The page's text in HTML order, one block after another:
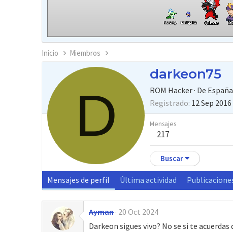
Inicio Miembros
D
darkeon75
ROM Hacker· De España
Registrado 12 Sep 2016
Mensajes
217
Buscar
Mensajes de perfil Última actividad
Ayman 20 Oct 2024
Darkeon sigues vivo? No se si te